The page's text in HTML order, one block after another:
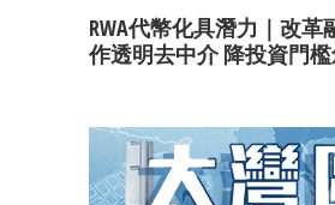
RWA代幣化具潛力｜改革
作透明去中介 降投資門